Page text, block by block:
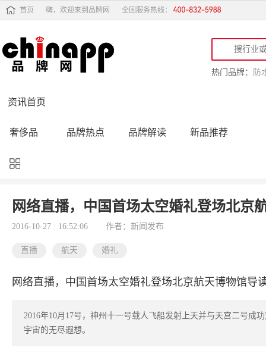
首页 嗨，欢迎来到品牌网 全国服务热线：
热门品牌： 防
资讯首页
奢侈品 品牌热点 品牌解读 新品推荐
品牌黑榜
品牌导购 专家点评 精彩点评
网络直播，中国首场太空婚礼登场北京
2016-10-27 16:52:06 作者：新闻发布
直播 航天 婚礼
网络直播，中国首场太空婚礼登场北京航天博物馆导
2016年10月17号，神州十一号载人飞船发射上天并与天宫二号成
宇宙的无尽遐想。